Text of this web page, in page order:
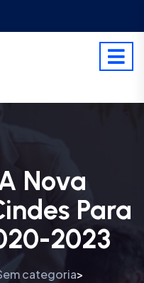
Nova
Para
2023
categoria>